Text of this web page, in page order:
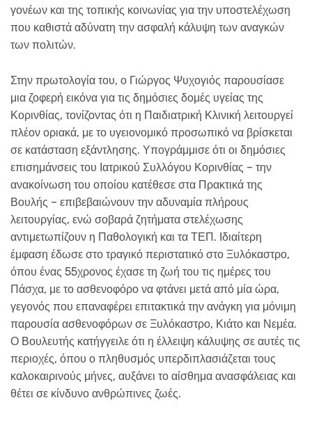
γονέων και της τοπικής κοινωνίας για την υποστελέχωση
που καθιστά αδύνατη την ασφαλή κάλυψη των αναγκών
των πολιτών.
Στην πρωτολογία του, ο Γιώργος Ψυχογιός παρουσίασε
μια ζοφερή εικόνα για τις δημόσιες δομές υγείας της
Κορινθίας, τονίζοντας ότι η Παιδιατρική Κλινική λειτουργεί
πλέον οριακά, με το υγειονομικό προσωπικό να βρίσκεται
σε κατάσταση εξάντλησης. Υπογράμμισε ότι οι δημόσιες
επισημάνσεις του Ιατρικού Συλλόγου Κορινθίας – την
ανακοίνωση του οποίου κατέθεσε στα Πρακτικά της
Βουλής – επιβεβαιώνουν την αδυναμία πλήρους
λειτουργίας, ενώ σοβαρά ζητήματα στελέχωσης
αντιμετωπίζουν η Παθολογική και τα ΤΕΠ. Ιδιαίτερη
έμφαση έδωσε στο τραγικό περιστατικό στο Ξυλόκαστρο,
όπου ένας 55χρονος έχασε τη ζωή του τις ημέρες του
Πάσχα, με το ασθενοφόρο να φτάνει μετά από μία ώρα,
γεγονός που επαναφέρει επιτακτικά την ανάγκη για μόνιμη
παρουσία ασθενοφόρων σε Ξυλόκαστρο, Κιάτο και Νεμέα.
Ο Βουλευτής κατήγγειλε ότι η έλλειψη κάλυψης σε αυτές τις
περιοχές, όπου ο πληθυσμός υπερδιπλασιάζεται τους
καλοκαιρινούς μήνες, αυξάνει το αίσθημα ανασφάλειας και
θέτει σε κίνδυνο ανθρώπινες ζωές.